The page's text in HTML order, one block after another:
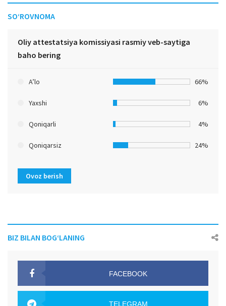
SO‘ROVNOMA
Oliy attestatsiya komissiyasi rasmiy veb-saytiga
baho bering
A’lo 66%
Yaxshi 6%
Qoniqarli 4%
Qoniqarsiz 24%
Ovoz berish
BIZ BILAN BOG‘LANING
FACEBOOK
TELEGRAM